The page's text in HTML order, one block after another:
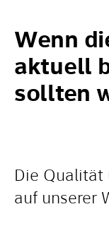
Wenn
aktuell
sollten
Die Qualität
auf unserer